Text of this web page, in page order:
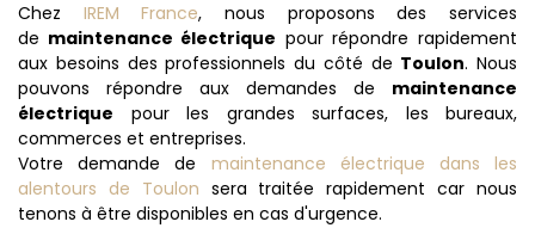
Chez IREM France, nous proposons des services
de maintenance électrique pour répondre rapidement
aux besoins des professionnels du côté de Toulon. Nous
pouvons répondre aux demandes de maintenance
électrique pour les grandes surfaces, les bureaux,
commerces et entreprises.
Votre demande de maintenance électrique dans les
alentours de Toulon sera traitée rapidement car nous
tenons à être disponibles en cas d'urgence.